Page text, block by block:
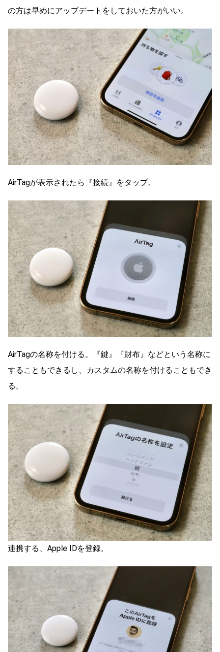
の方は早めにアップデートをしておいた方がいい。
AirTagが表示されたら『接続』をタップ。
AirTagの名称を付ける。『鍵』『財布』などという名称に
することもできるし、カスタムの名称を付けることもでき
る。
連携する、Apple IDを登録。